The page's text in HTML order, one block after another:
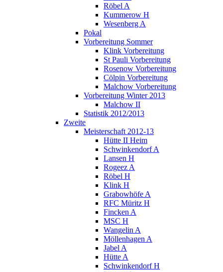
Röbel A
Kummerow H
Wesenberg A
Pokal
Vorbereitung Sommer
Klink Vorbereitung
St Pauli Vorbereitung
Rosenow Vorbereitung
Cölpin Vorbereitung
Malchow Vorbereitung
Vorbereitung Winter 2013
Malchow II
Statistik 2012/2013
Zweite
Meisterschaft 2012-13
Hütte II Heim
Schwinkendorf A
Lansen H
Rogeez A
Röbel H
Klink H
Grabowhöfe A
RFC Müritz H
Fincken A
MSC H
Wangelin A
Möllenhagen A
Jabel A
Hütte A
Schwinkendorf H